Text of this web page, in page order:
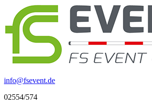
info@fsevent.de
02554/574